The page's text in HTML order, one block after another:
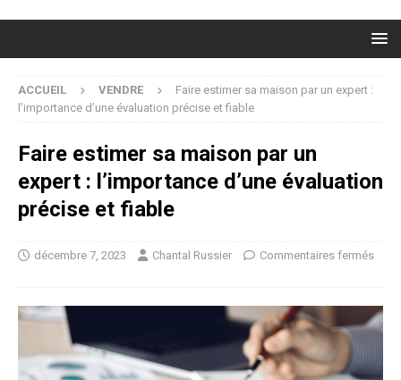
ACCUEIL VENDRE
Faire estimer sa maison par un expert :
l’importance d’une évaluation précise et fiable
Faire estimer sa maison par un
expert : l’importance d’une évaluation
précise et fiable
décembre 7, 2023 Chantal Russier Commentaires fermés